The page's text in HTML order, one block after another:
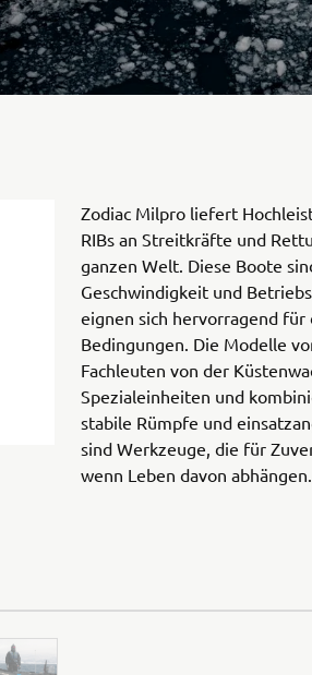
Zodiac Milpro liefert
RIBs an Streitkräfte und
ganzen Welt. Diese Boote
Geschwindigkeit und
eignen sich hervorragend für
Bedingungen. Die Modelle
Fachleuten von der
Spezialeinheiten und
stabile Rümpfe und
sind Werkzeuge, die für
wenn Leben davon abhängen.